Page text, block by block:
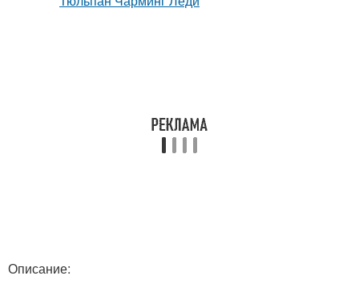
Описание: